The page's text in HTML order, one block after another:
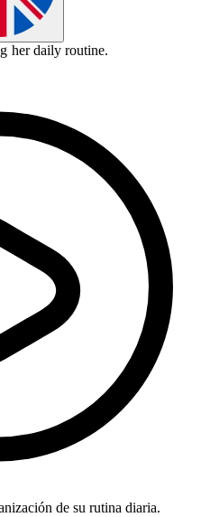
her daily routine.
de su rutina diaria.